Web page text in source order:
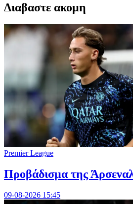
Διαβαστε ακομη
Premier League
Προβάδισμα της
09-08-2026 15:45